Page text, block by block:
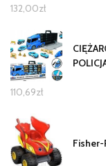
132,00zł
110,69zł
Fisher-